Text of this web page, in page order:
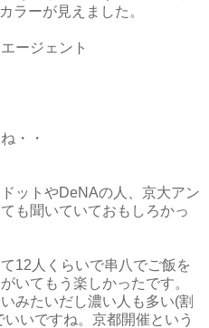
ラーが見えました。
ージェント
・・
ットやDeNAの人、京大アン
も聞いていておもしろかっ
12人くらいで串八でご飯を
いてもう楽しかったです。
みたいだし濃い人も多い(割
いですね。京都開催という